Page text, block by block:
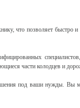
что позволяет быстро
части колодцев и
под ваши нужды. Вы